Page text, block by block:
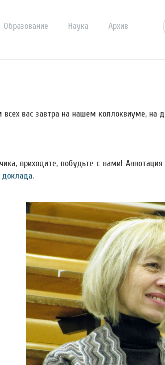
Образование Наука Архив
вас завтра на нашем коллоквиуме, на
приходите, побудьте с нами!
доклада.